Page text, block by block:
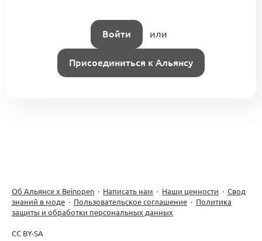
Войти или
Присоединиться к Альянсу
Об Альянсе х Beinopen · Написать нам · Наши ценности · Свод
знаний в моде · Пользовательское соглашение · Политика
защиты и обработки персональных данных
CC BY-SA